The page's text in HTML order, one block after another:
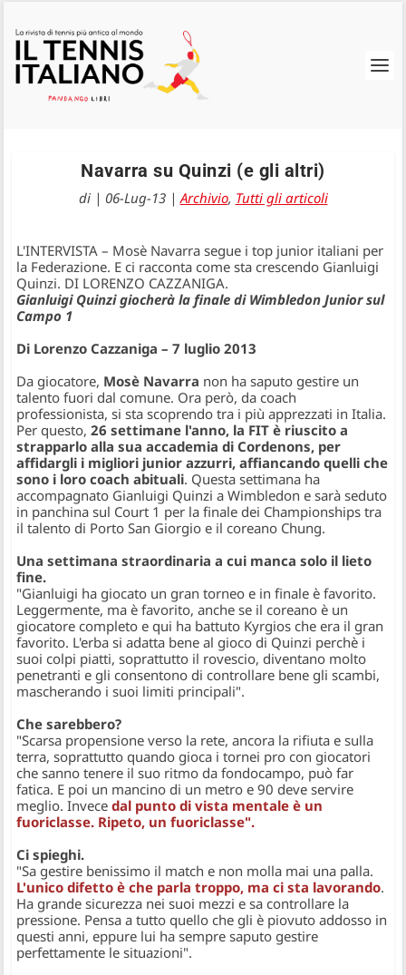
Navarra su Quinzi (e gli altri)
di | 06-Lug-13|Archivio, Tutti gli articoli
L'INTERVISTA – Mosè Navarra segue i top junior italiani per
la Federazione. E ci racconta come sta crescendo Gianluigi
Quinzi. DI LORENZO CAZZANIGA.
Gianluigi Quinzi giocherà la finale di Wimbledon Junior sul
Campo 1
Di Lorenzo Cazzaniga – 7 luglio 2013
Da giocatore, Mosè Navarra non ha saputo gestire un
talento fuori dal comune. Ora però, da coach
professionista, si sta scoprendo tra i più apprezzati in Italia.
Per questo,26 settimane l'anno, la FIT è riuscito a
strapparlo alla sua accademia di Cordenons, per
affidargli i migliori junior azzurri, affiancando quelli che
sono i loro coach abituali. Questa settimana ha
accompagnato Gianluigi Quinzi a Wimbledon e sarà seduto
in panchina sul Court 1 per la finale dei Championships tra
il talento di Porto San Giorgio e il coreano Chung.
Una settimana straordinaria a cui manca solo il lieto
fine.
"Gianluigi ha giocato un gran torneo e in finale è favorito.
Leggermente, ma è favorito, anche se il coreano è un
giocatore completo e qui ha battuto Kyrgios che era il gran
favorito. L'erba si adatta bene al gioco di Quinzi perchè i
suoi colpi piatti, soprattutto il rovescio, diventano molto
penetranti e gli consentono di controllare bene gli scambi,
mascherando i suoi limiti principali".
Che sarebbero?
"Scarsa propensione verso la rete, ancora la rifiuta e sulla
terra, soprattutto quando gioca i tornei pro con giocatori
che sanno tenere il suo ritmo da fondocampo, può far
fatica. E poi un mancino di un metro e 90 deve servire
meglio. Invecedal punto di vista mentale è un
fuoriclasse. Ripeto, un fuoriclasse".
Ci spieghi.
"Sa gestire benissimo il match e non molla mai una palla.
L'unico difetto è che parla troppo, ma ci sta lavorando.
Ha grande sicurezza nei suoi mezzi e sa controllare la
pressione. Pensa a tutto quello che gli è piovuto addosso in
questi anni, eppure lui ha sempre saputo gestire
perfettamente le situazioni".